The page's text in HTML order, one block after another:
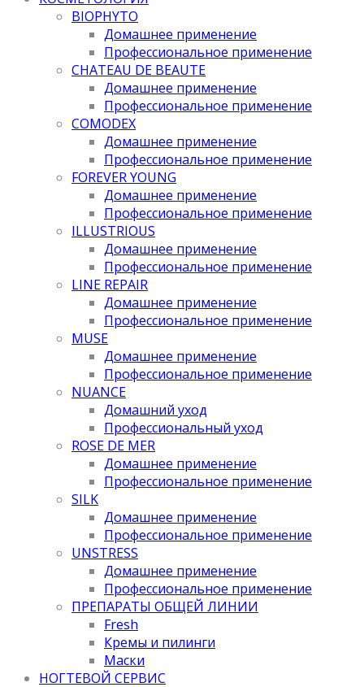
BIOPHYTO
Домашнее применение
Профессиональное применение
CHATEAU DE BEAUTE
Домашнее применение
Профессиональное применение
COMODEX
Домашнее применение
Профессиональное применение
FOREVER YOUNG
Домашнее применение
Профессиональное применение
ILLUSTRIOUS
Домашнее применение
Профессиональное применение
LINE REPAIR
Домашнее применение
Профессиональное применение
MUSE
Домашнее применение
Профессиональное применение
NUANCE
Домашний уход
Профессиональный уход
ROSE DE MER
Домашнее применение
Профессиональное применение
SILK
Домашнее применение
Профессиональное применение
UNSTRESS
Домашнее применение
Профессиональное применение
ПРЕПАРАТЫ ОБЩЕЙ ЛИНИИ
Fresh
Кремы и пилинги
Маски
НОГТЕВОЙ СЕРВИС